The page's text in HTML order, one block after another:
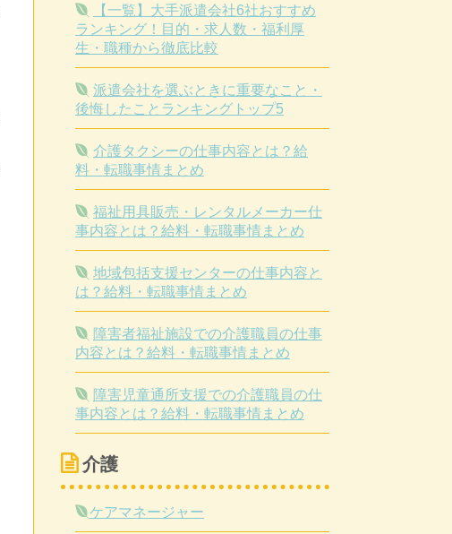
【一覧】大手派遣会社6社おすすめ
ランキング！目的・求人数・福利厚
生・職種から徹底比較
派遣会社を選ぶときに重要なこと・
後悔したことランキングトップ5
介護タクシーの仕事内容とは？給
料・転職事情まとめ
福祉用具販売・レンタルメーカー仕
事内容とは？給料・転職事情まとめ
地域包括支援センターの仕事内容と
は？給料・転職事情まとめ
障害者福祉施設での介護職員の仕事
内容とは？給料・転職事情まとめ
障害児童通所支援での介護職員の仕
事内容とは？給料・転職事情まとめ
介護
ケアマネージャー